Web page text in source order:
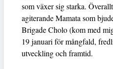
som växer sig starka.
agiterande Mamata som
Brigade Cholo (kom med
19 januari för mångfald,
utveckling och framtid.